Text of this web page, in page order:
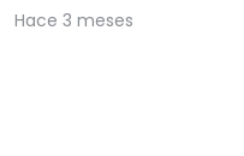
Hace 3 meses